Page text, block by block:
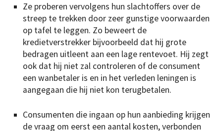
Ze proberen vervolgens hun slachtoffers over de
streep te trekken door zeer gunstige voorwaarden
op tafel te leggen. Zo beweert de
kredietverstrekker bijvoorbeeld dat hij grote
bedragen uitleent aan een lage rentevoet. Hij zegt
ook dat hij niet zal controleren of de consument
een wanbetaler is en in het verleden leningen is
aangegaan die hij niet kon terugbetalen.
Consumenten die ingaan op hun aanbieding krijgen
de vraag om eerst een aantal kosten, verbonden